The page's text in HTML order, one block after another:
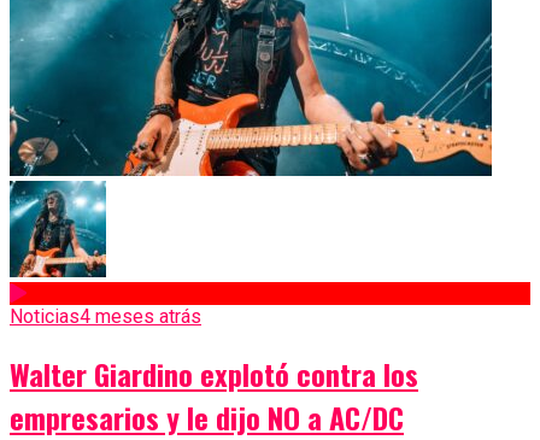
Noticias4 meses atrás
Walter Giardino explotó contra los
empresarios y le dijo NO a AC/DC